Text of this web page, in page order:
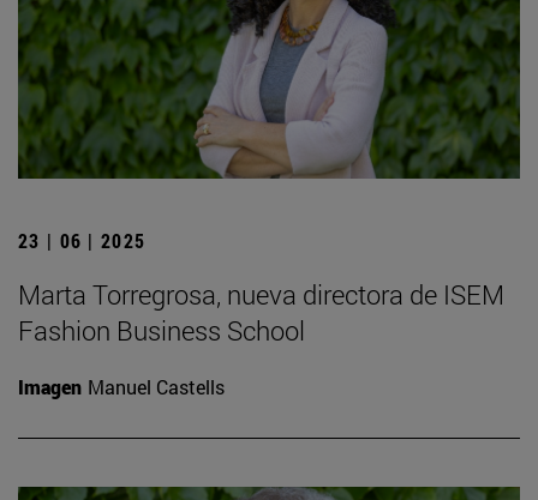
23 | 06 | 2025
Marta Torregrosa, nueva directora de ISEM
Fashion Business School
Imagen Manuel Castells